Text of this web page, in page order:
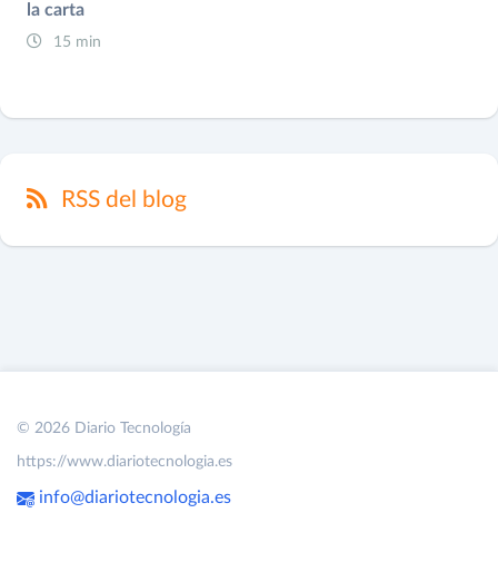
la carta
15 min
RSS del blog
© 2026 Diario Tecnología
https://www.diariotecnologia.es
info@diariotecnologia.es